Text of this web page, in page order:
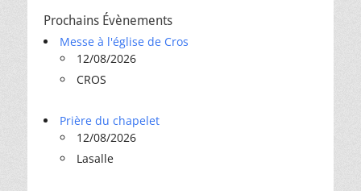
Prochains Évènements
Messe à l'église de Cros
12/08/2026
CROS
Prière du chapelet
12/08/2026
Lasalle